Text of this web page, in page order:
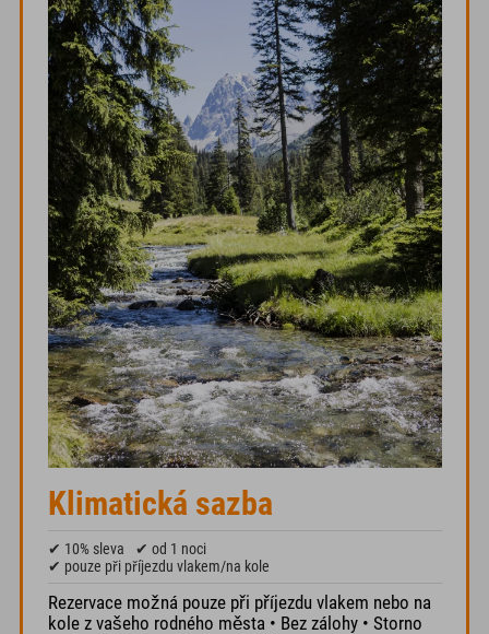
Klimatická sazba
✔ 10% sleva
✔ od 1 noci
✔ pouze při příjezdu vlakem/na kole
Rezervace možná pouze při příjezdu vlakem nebo na
kole z vašeho rodného města • Bez zálohy • Storno